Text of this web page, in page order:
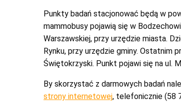
Punkty badań stacjonować będą w
mammobusy pojawią się w
Warszawskiej, przy urzędzie miasta.
Rynku, przy urzędzie gminy. Ostatnim
Świętokrzyski. Punkt pojawi się na ul.
By skorzystać z darmowych badań
strony internetowej, telefonicznie (58